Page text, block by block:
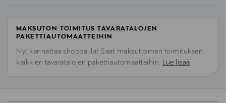
MAKSUTON TOIMITUS TAVARATALOJEN
PAKETTIAUTOMAATTEIHIN
Nyt kannattaa shoppailla! Saat maksuttoman toimituksen
kaikkien tavaratalojen pakettiautomaatteihin. Lue lisää